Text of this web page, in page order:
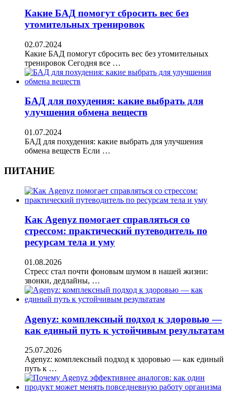
Какие БАД помогут сбросить вес без
утомительных тренировок
02.07.2024
Какие БАД помогут сбросить вес без утомительных
тренировок Сегодня все …
БАД для похудения: какие выбрать для
улучшения обмена веществ
01.07.2024
БАД для похудения: какие выбрать для улучшения
обмена веществ Если …
ПИТАНИЕ
Как Agenyz помогает справляться со
стрессом: практический путеводитель по
ресурсам тела и уму
01.08.2026
Стресс стал почти фоновым шумом в нашей жизни:
звонки, дедлайны, …
Agenyz: комплексный подход к здоровью —
как единый путь к устойчивым результатам
25.07.2026
Agenyz: комплексный подход к здоровью — как единый
путь к …